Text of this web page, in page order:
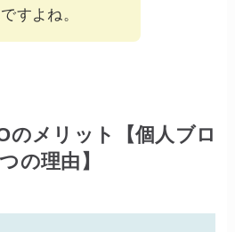
すよね。
のメリット【個人ブロ
の理由】